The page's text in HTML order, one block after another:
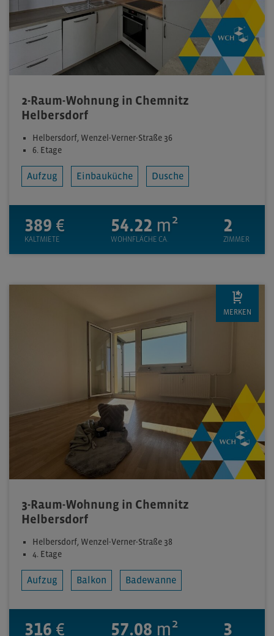
2-Raum-Wohnung in Chemnitz
Helbersdorf
Helbersdorf, Wenzel-Verner-Straße 36
6. Etage
Aufzug Einbauküche Dusche
389 €
KALTMIETE
54.22 m²
WOHNFLÄCHE CA.
2
ZIMMER
3-Raum-Wohnung in Chemnitz
Helbersdorf
Helbersdorf, Wenzel-Verner-Straße 38
4. Etage
Aufzug Balkon Badewanne
316 € 57.08 m² 3
MERKEN